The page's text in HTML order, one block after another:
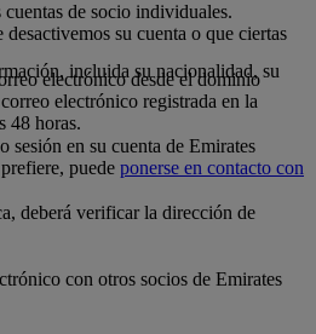
incluida su nacionalidad, su
de socio individuales.
su cuenta o que ciertas
electrónico desde el dominio
electrónico registrada en la
48 horas.
sesión en su cuenta de Emirates
puede ponerse en contacto con
deberá verificar la dirección de
con otros socios de Emirates